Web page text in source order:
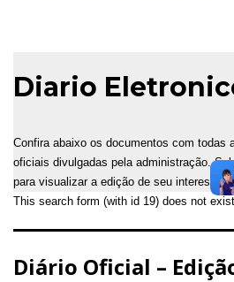
Diario
Confira abaixo os documentos com todas
oficiais divulgadas pela administração.
para visualizar a edição de seu interesse.
This search form (with id 19) does not
Diário Oficial –